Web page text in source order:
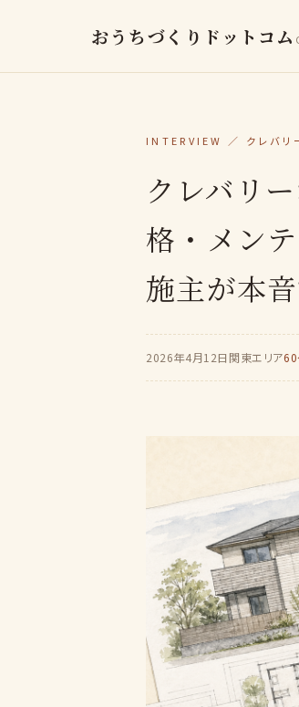
おうちづくりドットコム
INTERVIEW ／ クレバリ
クレバリ
格・メン
施主が本
2026年4月12日 関東エリア